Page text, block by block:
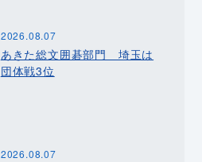
2026.08.07
あきた総文囲碁部門 埼玉は
団体戦3位
2026.08.07